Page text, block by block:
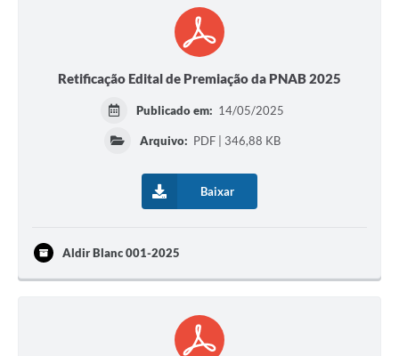
Retificação Edital de Premiação da PNAB 2025
Publicado em: 14/05/2025
Arquivo: PDF | 346,88 KB
Baixar
Aldir Blanc 001-2025